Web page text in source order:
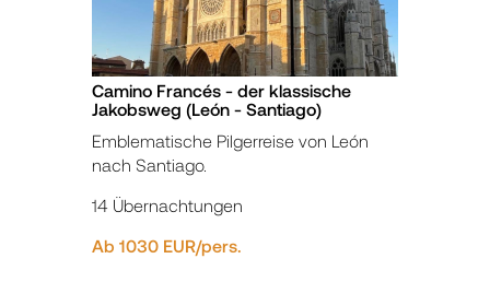
Camino Francés - der klassische
Jakobsweg (León - Santiago)
Emblematische Pilgerreise von León
nach Santiago.
14 Übernachtungen
Ab 1030 EUR/pers.